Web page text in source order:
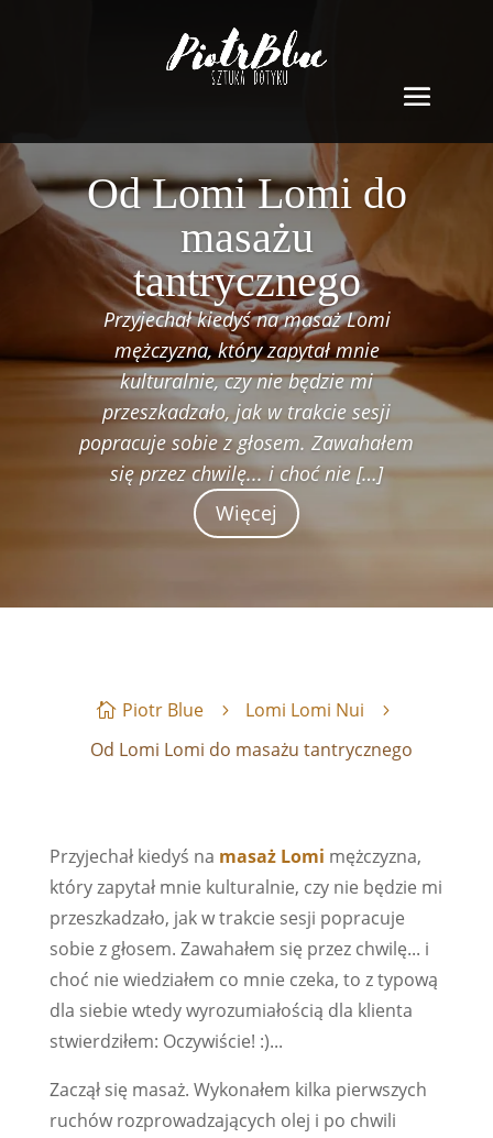
Od Lomi Lomi do
masażu
tantrycznego
Przyjechał kiedyś na masaż Lomi
mężczyzna, który zapytał mnie
kulturalnie, czy nie będzie mi
przeszkadzało, jak w trakcie sesji
popracuje sobie z głosem. Zawahałem
się przez chwilę... i choć nie […]
Więcej
Piotr Blue
Lomi Lomi Nui
Od Lomi Lomi do masażu tantrycznego
Przyjechał kiedyś na masaż Lomi mężczyzna,
który zapytał mnie kulturalnie, czy nie będzie mi
przeszkadzało, jak w trakcie sesji popracuje
sobie z głosem. Zawahałem się przez chwilę... i
choć nie wiedziałem co mnie czeka, to z typową
dla siebie wtedy wyrozumiałością dla klienta
stwierdziłem: Oczywiście! :)...
Zaczął się masaż. Wykonałem kilka pierwszych
ruchów rozprowadzających olej i po chwili